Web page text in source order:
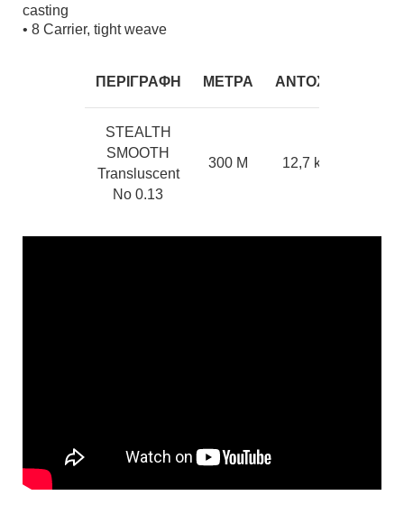
casting
• 8 Carrier, tight weave
ΠΕΡΙΓΡΑΦΗ ΜΕΤΡΑ ΑΝΤΟΧΗ
STEALTH
SMOOTH
Transluscent
No 0.13
300 M 12,7 kg
STEALTH